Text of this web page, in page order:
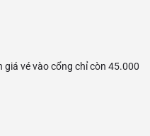
giá vé vào cổng chỉ còn 45.000